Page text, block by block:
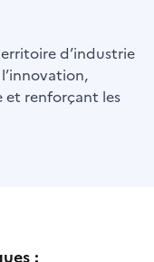
d’industrie
et renforçant les
: